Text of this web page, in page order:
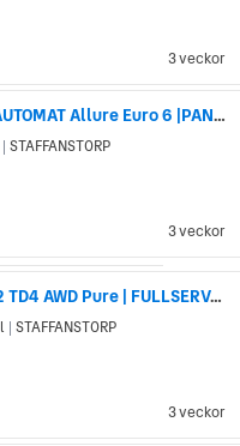
3 veckor
Peugeot 308 sw 1.6 BlueHDi 120 8v AUTOMAT Allure Euro 6 |PANORAMA|DRAG
3 veckor
STAFFANSTORP
Land Rover Range Rover Evoque 2.2 TD4 AWD Pure | FULLSERVAD
3 veckor
STAFFANSTORP